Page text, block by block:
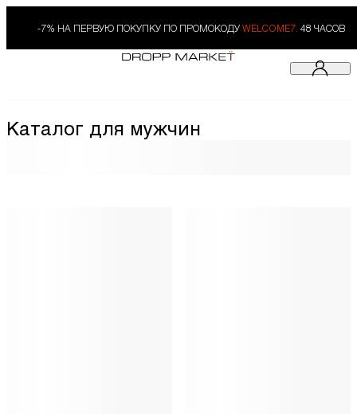
-7% НА ПЕРВУЮ ПОКУПКУ ПО ПРОМОКОДУ WELCOME7. 48 ЧАСОВ
Каталог для мужчин